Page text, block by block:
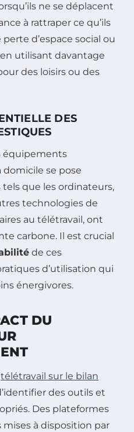
ne se déplacent
à rattraper ce qu’ils
d’espace social ou
utilisant davantage
des loisirs ou des
DES
équipements
se pose
que les ordinateurs,
technologies de
au télétravail, ont
carbone. Il est crucial
de ces
d’utilisation qui
énergivores.
DU
télétravail sur le bilan
des outils et
Des plateformes
à disposition par